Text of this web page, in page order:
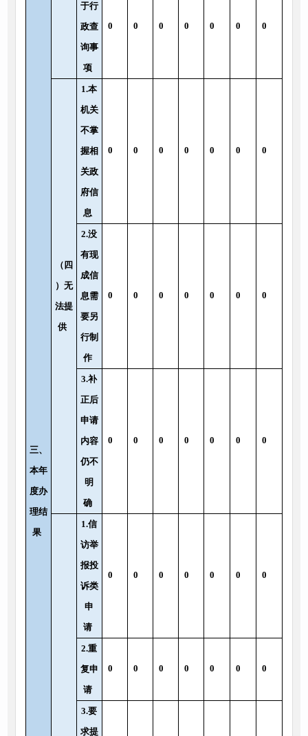
三、
本年
度办
理结
果
于行
政查
询事
项
0 0 0 0 0 0 0
（四
）无
法提
供
1.本
机关
不掌
握相
关政
府信
息
0 0 0 0 0 0 0
2.没
有现
成信
息需
要另
行制
作
0 0 0 0 0 0 0
3.补
正后
申请
内容
仍不
明
确
0 0 0 0 0 0 0
1.信
访举
报投
诉类
申
请
0 0 0 0 0 0 0
2.重
复申
请
0 0 0 0 0 0 0
3.要
求提